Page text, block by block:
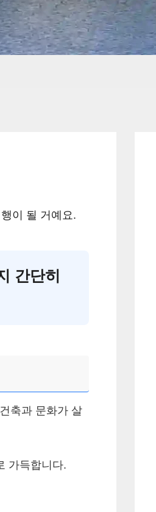
이 될 거예요.
간단히
축과 문화가 살
가득합니다.